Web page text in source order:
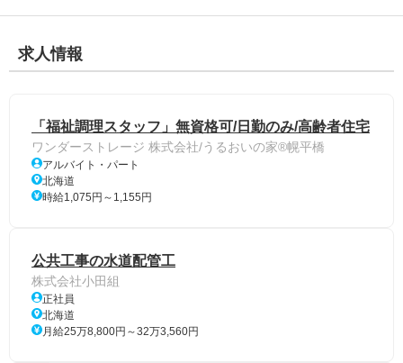
求人情報
「福祉調理スタッフ」無資格可/日勤のみ/高齢者住宅
ワンダーストレージ 株式会社/うるおいの家®幌平橋
アルバイト・パート
北海道
時給1,075円～1,155円
公共工事の水道配管工
株式会社小田組
正社員
北海道
月給25万8,800円～32万3,560円